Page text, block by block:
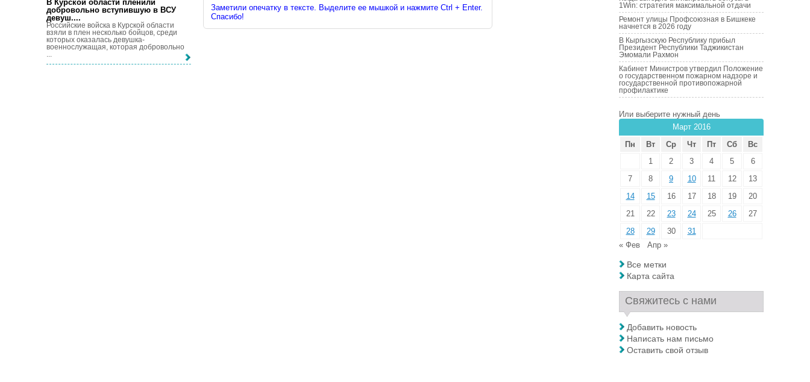
Заметили опечатку в тексте. Выделите ее мышкой и нажмите Ctrl + Enter.
Спасибо!
В Курской области пленили
добровольно вступившую в ВСУ
девуш....
Российские войска в Курской области
взяли в плен несколько бойцов, среди
которых оказалась девушка-
военнослужащая, которая добровольно
...
1Win: стратегия максимальной отдачи
Ремонт улицы Профсоюзная в Бишкеке
начнется в 2026 году
В Кыргызскую Республику прибыл
Президент Республики Таджикистан
Эмомали Рахмон
Кабинет Министров утвердил Положение
о государственном пожарном надзоре и
государственной противопожарной
профилактике
Или выберите нужный день
Март 2016
Пн
Вт Ср Чт Пт Сб
Вс
1
2 3 4 5
6
7
8 9 10 11 12
13
14
15 16 17 18 19
20
21
22 23 24 25 26
27
28
29 30
31
« Фев
Апр »
Все метки
Карта сайта
Свяжитесь с нами
Добавить новость
Написать нам письмо
Оставить свой отзыв